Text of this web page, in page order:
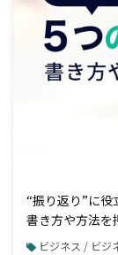
“振り返り”に
書き方や方法を
ビジネス / ビジ